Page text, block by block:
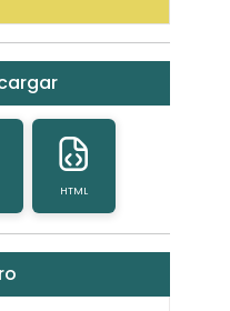
HTML